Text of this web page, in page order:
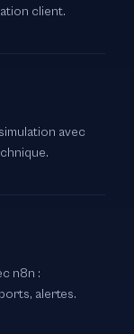
client.
avec
n8n :
alertes.